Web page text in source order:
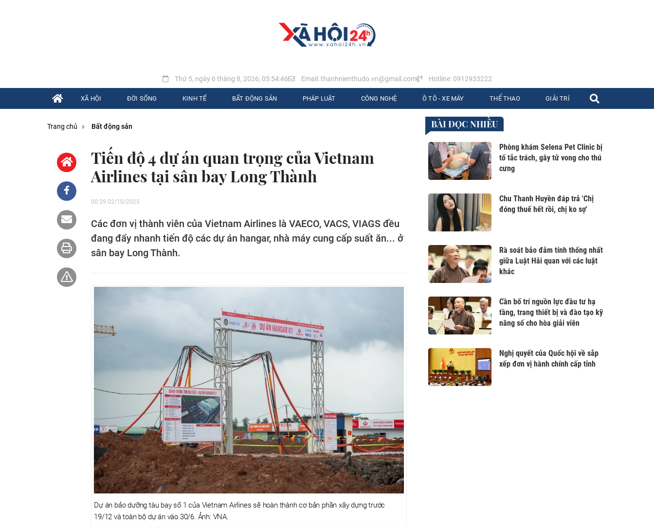
Thứ 5, ngày 6 tháng 8, 2026, 05:54:47 Email: thanhnienthudo.vn@gmail.com Hotline: 0912933222
XÃ HỘI ĐỜI SỐNG KINH TẾ BẤT ĐỘNG SẢN PHÁP LUẬT CÔNG NGHỆ Ô TÔ - XE MÁY THỂ THAO GIẢI TRÍ
Trang chủ Bất động sản
Tiến độ 4 dự án quan trọng của Vietnam
Airlines tại sân bay Long Thành
00:29 02/10/2025
Các đơn vị thành viên của Vietnam Airlines là VAECO, VACS, VIAGS đều
đang đẩy nhanh tiến độ các dự án hangar, nhà máy cung cấp suất ăn... ở
sân bay Long Thành.
Dự án bảo dưỡng tàu bay số 1 của Vietnam Airlines sẽ hoàn thành cơ bản phần xây dựng trước
19/12 và toàn bộ dự án vào 30/6. Ảnh: VNA.
BÀI ĐỌC NHIỀU
Phòng khám Selena Pet Clinic bị
tố tắc trách, gây tử vong cho thú
cưng
Chu Thanh Huyền đáp trả 'Chị
đóng thuế hết rồi, chị ko sợ'
Rà soát bảo đảm tính thống nhất
giữa Luật Hải quan với các luật
khác
Cần bố trí nguồn lực đầu tư hạ
tầng, trang thiết bị và đào tạo kỹ
năng số cho hòa giải viên
Nghị quyết của Quốc hội về sắp
xếp đơn vị hành chính cấp tỉnh